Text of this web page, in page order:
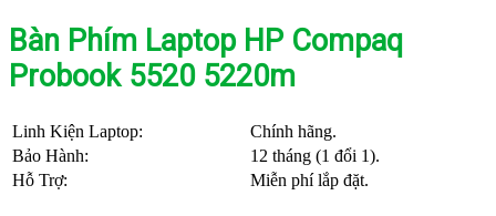
Bàn Phím Laptop HP Compaq
Probook 5520 5220m
Linh Kiện Laptop:
Chính hãng.
Bảo Hành:
12 tháng (1 đổi 1).
Hỗ Trợ:
Miễn phí lắp đặt.